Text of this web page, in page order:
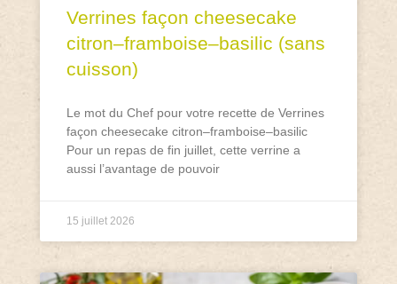
Verrines façon cheesecake
citron–framboise–basilic (sans
cuisson)
Le mot du Chef pour votre recette de Verrines
façon cheesecake citron–framboise–basilic
Pour un repas de fin juillet, cette verrine a
aussi l’avantage de pouvoir
15 juillet 2026